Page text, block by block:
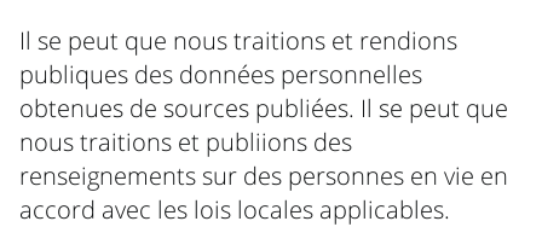
Il se peut que nous traitions et rendions
publiques des données personnelles
obtenues de sources publiées. Il se peut que
nous traitions et publiions des
renseignements sur des personnes en vie en
accord avec les lois locales applicables.